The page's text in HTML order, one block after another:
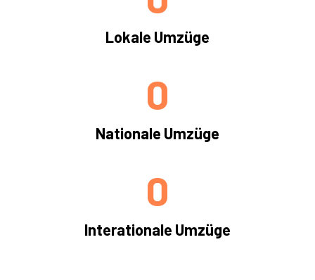
Lokale Umzüge
Nationale Umzüge
0
Interationale Umzüge
0